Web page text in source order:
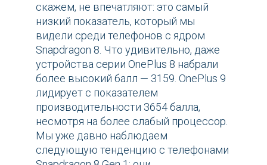
скажем, не впечатляют: это самый
низкий показатель, который мы
видели среди телефонов с ядром
Snapdragon 8. Что удивительно, даже
устройства серии OnePlus 8 набрали
более высокий балл — 3159. OnePlus 9
лидирует с показателем
производительности 3654 балла,
несмотря на более слабый процессор.
Мы уже давно наблюдаем
следующую тенденцию с телефонами